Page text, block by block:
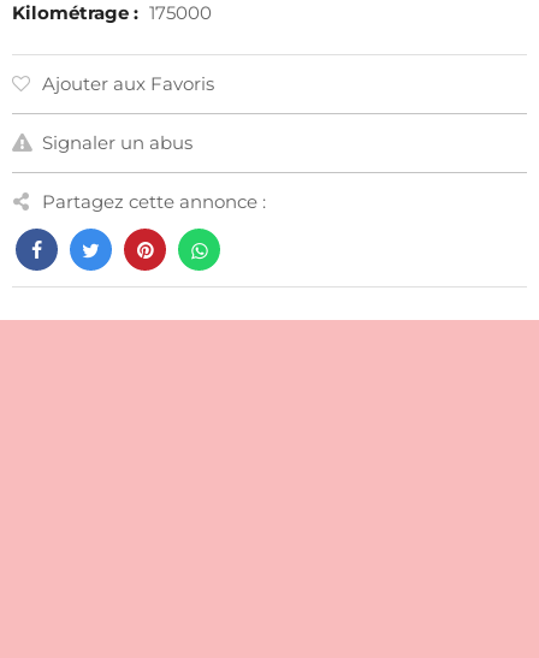
Kilométrage : 175000
Ajouter aux Favoris
Signaler un abus
Partagez cette annonce :